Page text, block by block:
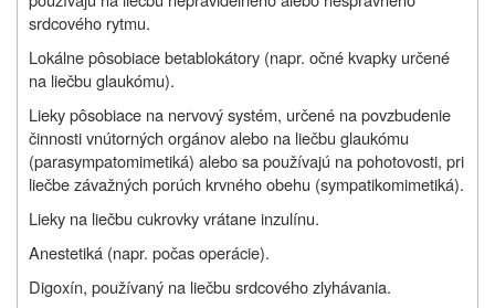
srdcového rytmu.
Lokálne pôsobiace betablokátory (napr. očné kvapky určené
na liečbu glaukómu).
Lieky pôsobiace na nervový systém, určené na povzbudenie
činnosti vnútorných orgánov alebo na liečbu glaukómu
(parasympatomimetiká) alebo sa používajú na pohotovosti, pri
liečbe závažných porúch krvného obehu (sympatikomimetiká).
Lieky na liečbu cukrovky vrátane inzulínu.
Anestetiká (napr. počas operácie).
Digoxín, používaný na liečbu srdcového zlyhávania.